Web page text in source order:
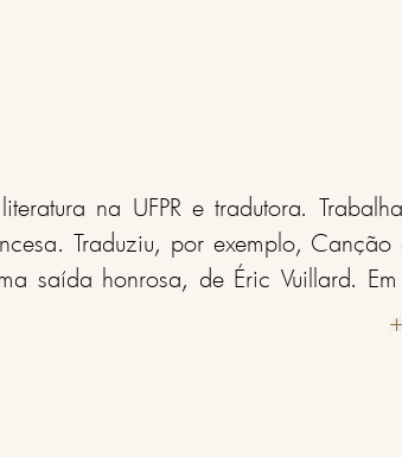
na UFPR e tradutora.
Traduziu, por exemplo,
saída honrosa, de Éric Vuillard.